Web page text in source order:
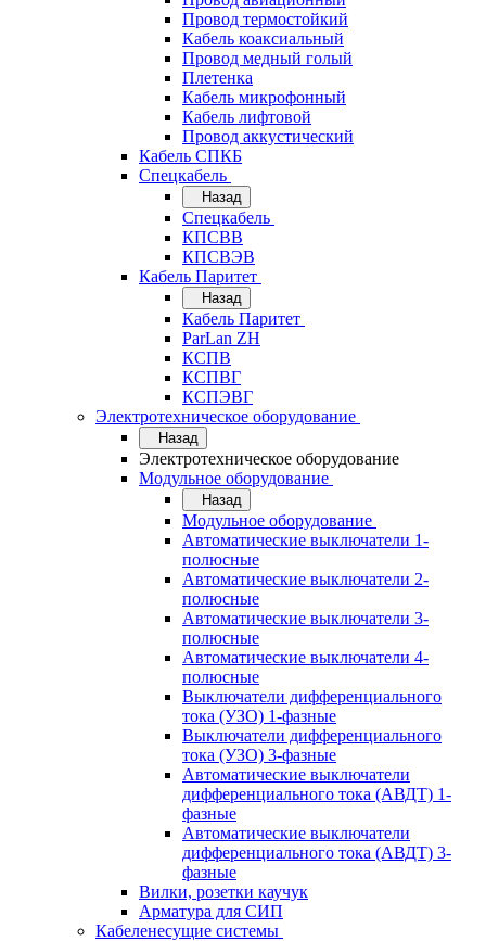
Провод термостойкий
Кабель коаксиальный
Провод медный голый
Плетенка
Кабель микрофонный
Кабель лифтовой
Провод аккустический
Кабель СПКБ
Спецкабель
Назад
Спецкабель
КПСВВ
КПСВЭВ
Кабель Паритет
Назад
Кабель Паритет
ParLan ZH
КСПВ
КСПВГ
КСПЭВГ
Электротехническое оборудование
Назад
Электротехническое оборудование
Модульное оборудование
Назад
Модульное оборудование
Автоматические выключатели 1-
полюсные
Автоматические выключатели 2-
полюсные
Автоматические выключатели 3-
полюсные
Автоматические выключатели 4-
полюсные
Выключатели дифференциального
тока (УЗО) 1-фазные
Выключатели дифференциального
тока (УЗО) 3-фазные
Автоматические выключатели
дифференциального тока (АВДТ) 1-
фазные
Автоматические выключатели
дифференциального тока (АВДТ) 3-
фазные
Вилки, розетки каучук
Арматура для СИП
Кабеленесущие системы